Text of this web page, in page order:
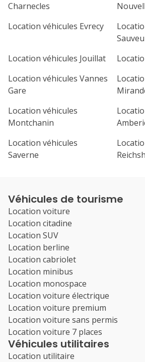
Charnecles
Location véhicules Evrecy
Location véhicules Jouillat
Location véhicules Vannes
Gare
Location véhicules
Montchanin
Location véhicules
Saverne
Véhicules de tourisme
Location voiture
Location citadine
Location SUV
Location berline
Location cabriolet
Location minibus
Location monospace
Location voiture électrique
Location voiture premium
Location voiture sans permis
Location voiture 7 places
Véhicules utilitaires
Location utilitaire